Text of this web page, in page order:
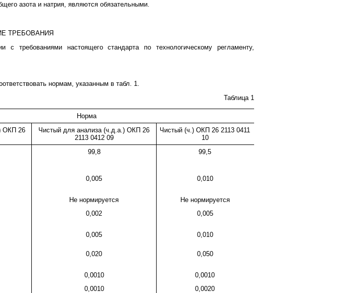
азота и натрия, являются обязательными.
ТРЕБОВАНИЯ
требованиями настоящего стандарта по технологическому регламенту,
нормам, указанным в табл. 1.
Таблица 1
Норма
ОКП 26
Чистый для анализа (ч.д.а.) ОКП 26
2113 0412 09
Чистый (ч.) ОКП 26 2113 0411
10
99,8 99,5
0,005 0,010
Не нормируется
Не нормируется
0,002 0,005
0,005 0,010
0,020 0,050
0,0010
0,0010
0,0010 0,0020